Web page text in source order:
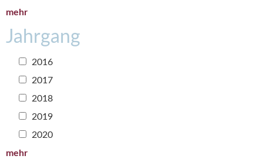
mehr
Jahrgang
2016
2017
2018
2019
2020
mehr